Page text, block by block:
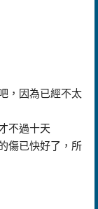
，因為已經不太
不過十天
傷已快好了，所